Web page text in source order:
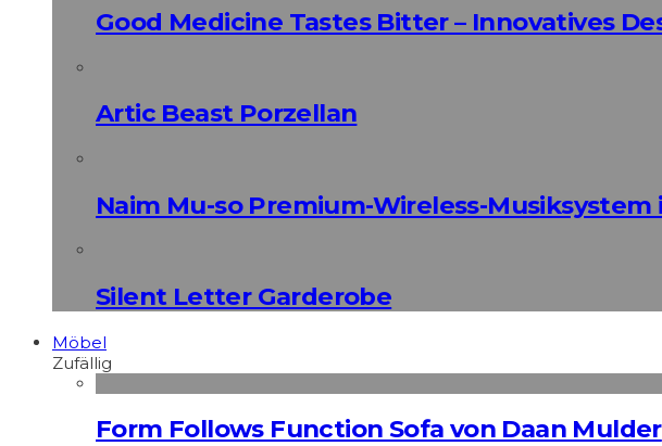
Good Medicine Tastes Bitter – Innovatives
Artic Beast Porzellan
Naim Mu-so Premium-Wireless-Musiksystem
Silent Letter Garderobe
Möbel
Zufällig
Form Follows Function Sofa von Daan Mulder